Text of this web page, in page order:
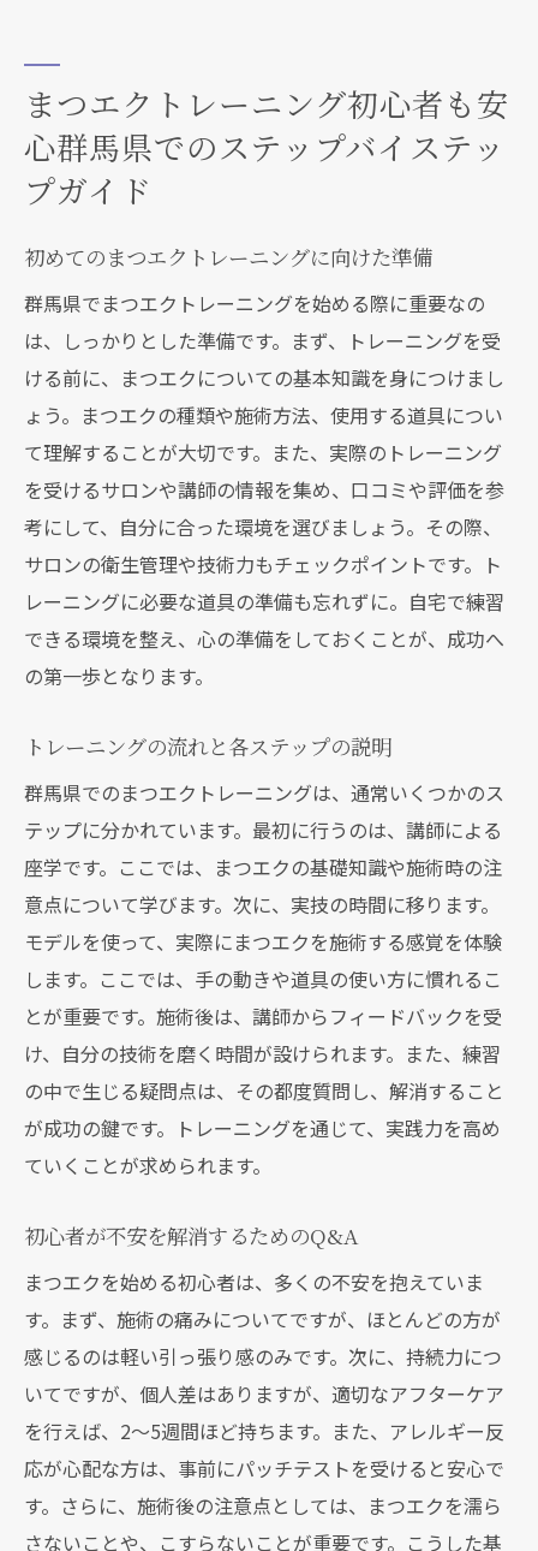
まつエクトレーニング初心者も安
心群馬県でのステップバイステッ
プガイド
初めてのまつエクトレーニングに向けた準備
群馬県でまつエクトレーニングを始める際に重要なの
は、しっかりとした準備です。まず、トレーニングを受
ける前に、まつエクについての基本知識を身につけまし
ょう。まつエクの種類や施術方法、使用する道具につい
て理解することが大切です。また、実際のトレーニング
を受けるサロンや講師の情報を集め、口コミや評価を参
考にして、自分に合った環境を選びましょう。その際、
サロンの衛生管理や技術力もチェックポイントです。ト
レーニングに必要な道具の準備も忘れずに。自宅で練習
できる環境を整え、心の準備をしておくことが、成功へ
の第一歩となります。
トレーニングの流れと各ステップの説明
群馬県でのまつエクトレーニングは、通常いくつかのス
テップに分かれています。最初に行うのは、講師による
座学です。ここでは、まつエクの基礎知識や施術時の注
意点について学びます。次に、実技の時間に移ります。
モデルを使って、実際にまつエクを施術する感覚を体験
します。ここでは、手の動きや道具の使い方に慣れるこ
とが重要です。施術後は、講師からフィードバックを受
け、自分の技術を磨く時間が設けられます。また、練習
の中で生じる疑問点は、その都度質問し、解消すること
が成功の鍵です。トレーニングを通じて、実践力を高め
ていくことが求められます。
初心者が不安を解消するためのQ&A
まつエクを始める初心者は、多くの不安を抱えていま
す。まず、施術の痛みについてですが、ほとんどの方が
感じるのは軽い引っ張り感のみです。次に、持続力につ
いてですが、個人差はありますが、適切なアフターケア
を行えば、2〜5週間ほど持ちます。また、アレルギー反
応が心配な方は、事前にパッチテストを受けると安心で
す。さらに、施術後の注意点としては、まつエクを濡ら
さないことや、こすらないことが重要です。こうした基